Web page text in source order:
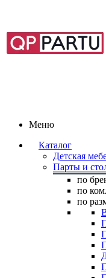
Меню
Каталог
Детская
Парты и
по
по
по